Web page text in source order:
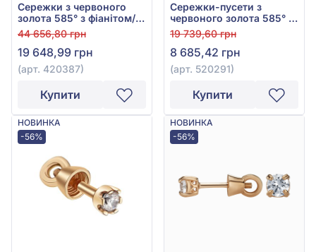
Сережки з червоного
золота 585° з фіанітом/
куб.цирконієм, арт.
420387
44 656,80 грн
19 648,99 грн
(арт. 420387)
Купити
Сережки-пусети з
червоного золота 585° з
фіанітом/куб.цирконієм,
арт. 520291
19 739,60 грн
8 685,42 грн
(арт. 520291)
Купити
НОВИНКА
-56%
НОВИНКА
-56%